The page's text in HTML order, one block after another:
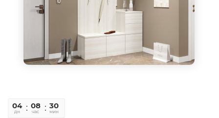
04
дн
08
час
30
мин